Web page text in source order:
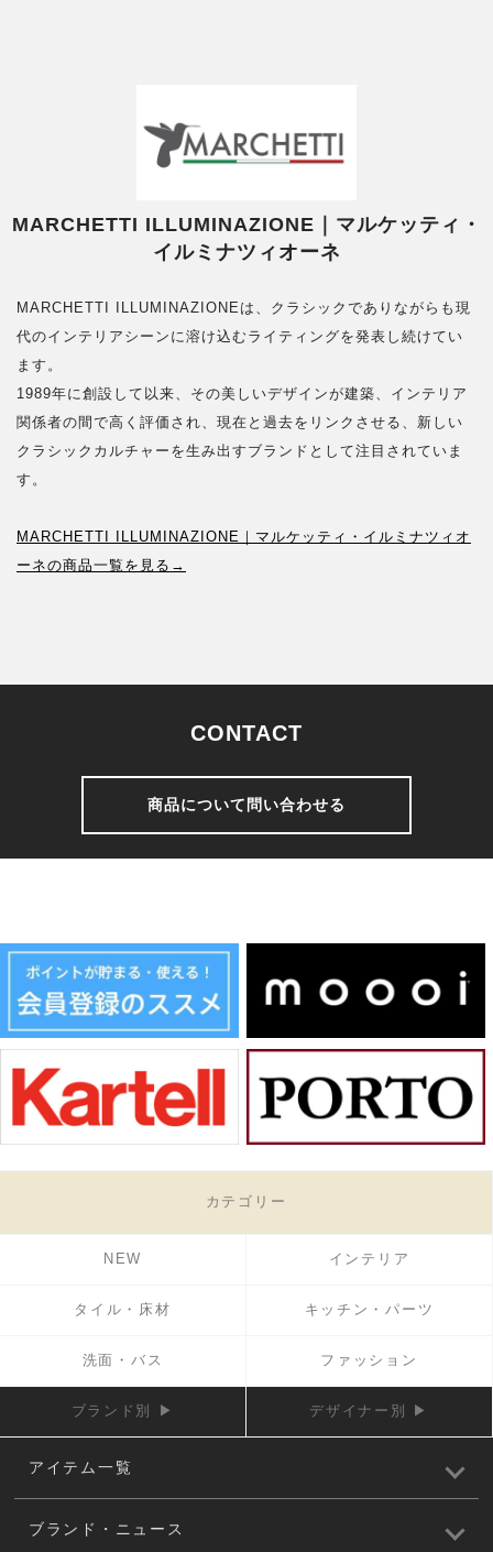
MARCHETTI ILLUMINAZIONE｜マルケッティ・
イルミナツィオーネ
MARCHETTI ILLUMINAZIONEは、クラシックでありながらも現
代のインテリアシーンに溶け込むライティングを発表し続けてい
ます。
1989年に創設して以来、その美しいデザインが建築、インテリア
関係者の間で高く評価され、現在と過去をリンクさせる、新しい
クラシックカルチャーを生み出すブランドとして注目されていま
す。
MARCHETTI ILLUMINAZIONE｜マルケッティ・イルミナツィオ
ーネの商品一覧を見る→
CONTACT
商品について問い合わせる
カテゴリー
NEW インテリア
タイル・床材 キッチン・パーツ
洗面・バス ファッション
ブランド別 ▶ デザイナー別 ▶
アイテム一覧
ブランド・ニュース